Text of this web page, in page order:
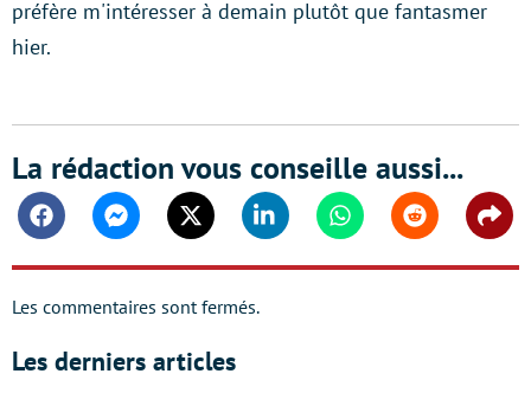
préfère m'intéresser à demain plutôt que fantasmer
hier.
La rédaction vous conseille aussi...
FacebookMessengerTwitter Linkedin WhatsappReddit
Les commentaires sont fermés.
Les derniers articles